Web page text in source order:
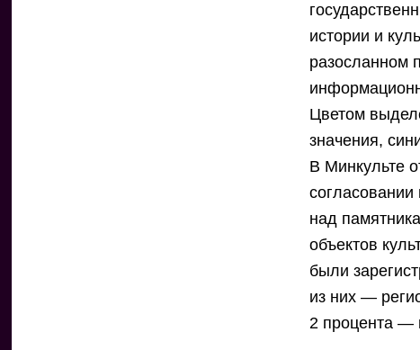
истории и
разосланном
Цветом
значения,
В Минкульте
согласовании
над
объектов
были
из них —
2 процента —